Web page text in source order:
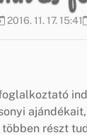
2016. 11. 17. 15:41
részt